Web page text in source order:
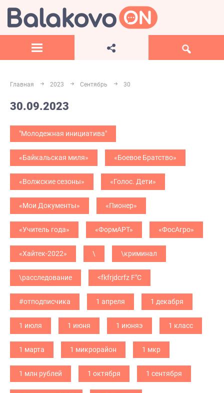
Главная 2023 Сентябрь 30
30.09.2023
"Молодежная инициатива"
«Байкальская миля» «Боевое Братство»
«Волжские сезоны» «Голос. Дети»
«Мои Документы» «Пионер»
«Учитель года» «ФормАРТ» «ФосАгро»
«Хайтек-2022» \ \криминал
\расследование <fkfrjdcrfz F"C
#отподписчика 1 апреля 1 декабря
1 июля 1 июня 1 июняэ 1 класс
1 марта 1 микрорайон 1 мкр
1 млн рублей 1 октября 1 сентября